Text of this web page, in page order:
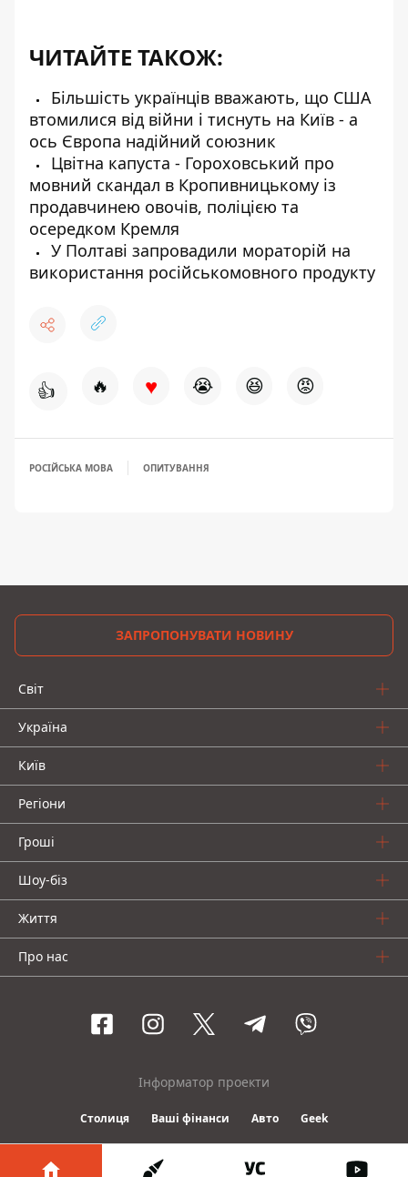
ЧИТАЙТЕ ТАКОЖ:
Більшість українців вважають, що США
втомилися від війни і тиснуть на Київ - а
ось Європа надійний союзник
Цвітна капуста - Гороховський про
мовний скандал в Кропивницькому із
продавчинею овочів, поліцією та
осередком Кремля
У Полтаві запровадили мораторій на
використання російськомовного продукту
👍 🔥 ♥ 😭 😆 😡
РОСІЙСЬКА МОВА ОПИТУВАННЯ
ЗАПРОПОНУВАТИ НОВИНУ
Світ
Україна
Київ
Регіони
Гроші
Шоу-біз
Життя
Про нас
Інформатор проекти
Столиця Ваші фінанси Авто Geek
© 2016-2026 Informator